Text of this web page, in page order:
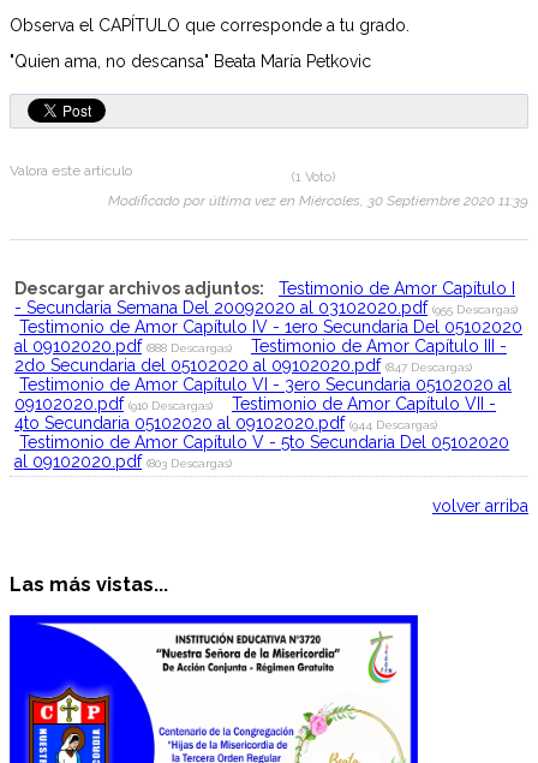
Observa el CAPÍTULO que corresponde a tu grado.
"Quien ama, no descansa" Beata María Petkovic
Valora este artículo (1 Voto)
Modificado por última vez en Miércoles, 30 Septiembre 2020 11:39
Descargar archivos adjuntos:
Testimonio de Amor Capítulo I
- Secundaria Semana Del 20092020 al 03102020.pdf (955 Descargas)
Testimonio de Amor Capítulo IV - 1ero Secundaria Del 05102020
al 09102020.pdf (888 Descargas)
Testimonio de Amor Capítulo III -
2do Secundaria del 05102020 al 09102020.pdf (847 Descargas)
Testimonio de Amor Capítulo VI - 3ero Secundaria 05102020 al
09102020.pdf (910 Descargas)
Testimonio de Amor Capítulo VII -
4to Secundaria 05102020 al 09102020.pdf (944 Descargas)
Testimonio de Amor Capítulo V - 5to Secundaria Del 05102020
al 09102020.pdf (803 Descargas)
volver arriba
Las más vistas...